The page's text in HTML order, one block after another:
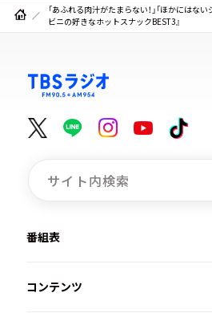
「あふれる肉汁がたまらない！」「ほかにはな
ビニの好きなホットスナックBEST3』
番組表
コンテンツ